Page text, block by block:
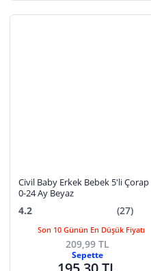
Civil Baby Erkek Bebek 5'li Çorap
0-24 Ay Beyaz
4.2 (27)
Son 10 Günün En Düşük Fiyatı
209,99 TL
Sepette